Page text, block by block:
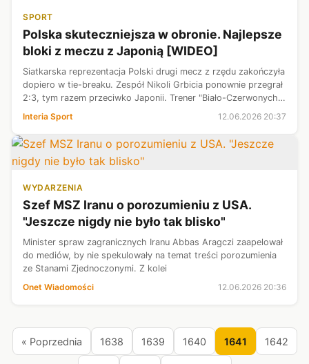
SPORT
Polska skuteczniejsza w obronie. Najlepsze
bloki z meczu z Japonią [WIDEO]
Siatkarska reprezentacja Polski drugi mecz z rzędu zakończyła
dopiero w tie-breaku. Zespół Nikoli Grbicia ponownie przegrał
2:3, tym razem przeciwko Japonii. Trener "Biało-Czerwonych"
musi jak najszybciej znaleźć rozwiązanie obecnego problemu,
Interia Sport 12.06.2026 20:37
WYDARZENIA
Szef MSZ Iranu o porozumieniu z USA.
"Jeszcze nigdy nie było tak blisko"
Minister spraw zagranicznych Iranu Abbas Aragczi zaapelował
do mediów, by nie spekulowały na temat treści porozumienia
ze Stanami Zjednoczonymi. Z kolei
Onet Wiadomości
12.06.2026 20:36
« Poprzednia 1638 1639 1640 1641 1642